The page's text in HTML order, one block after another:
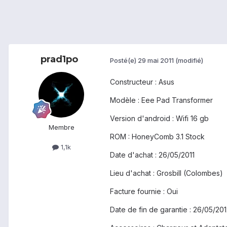
prad1po
Membre
1,1k
Posté(e) 29 mai 2011 (modifié)
Constructeur : Asus
Modèle : Eee Pad Transformer
Version d'android : Wifi 16 gb
ROM : HoneyComb 3.1 Stock
Date d'achat : 26/05/2011
Lieu d'achat : Grosbill (Colombes)
Facture fournie : Oui
Date de fin de garantie : 26/05/